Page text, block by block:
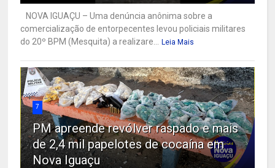
NOVA IGUAÇU – Uma denúncia anônima sobre a
comercialização de entorpecentes levou policiais militares
do 20º BPM (Mesquita) a realizare...
Leia Mais
7
PM apreende revólver raspado e mais
de 2,4 mil papelotes de cocaína em
Nova Iguaçu